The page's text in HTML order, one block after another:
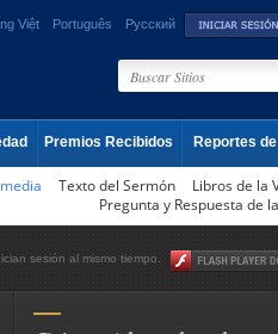
Việt Português Русский
Premios Recibidos Reportes
Texto del Sermón
Libros de la
Pregunta y Respuesta de
sesión al mismo tiempo.